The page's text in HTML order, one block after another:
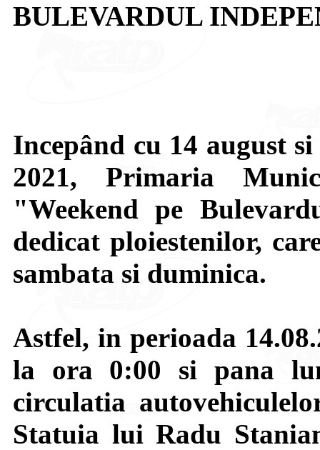
BULEVARDUL
Incepând cu 14 august
2021, Primaria
"Weekend pe
dedicat ploiestenilor,
sambata si duminica.
Astfel, in perioada
la ora 0:00 si pana
circulatia
Statuia lui Radu